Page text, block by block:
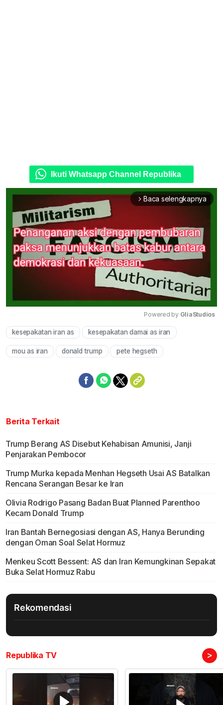
Ikuti Whatsapp Channel Republika
arrow_forward_ios Baca selengkapnya
Powered by GliaStudios
kesepakatan iran as kesepakatan damai as iran
mou as iran donald trump pete hegseth
Berita Terkait
Trump Berang AS Disebut Kehabisan Amunisi, Janji
Penjarakan Pembocor
Trump Murka kepada Menhan Hegseth Usai AS Batalkan
Rencana Serangan Besar ke Iran
Olivia Rodrigo Pasang Badan Buat Planned Parenthoo
Kecam Donald Trump
Iran Bantah Bernegosiasi dengan AS, Hanya Berunding
dengan Oman Soal Selat Hormuz
Menkeu Scott Bessent: AS dan Iran Kemungkinan Sepakat
Buka Selat Hormuz Rabu
Rekomendasi
Republika TV >